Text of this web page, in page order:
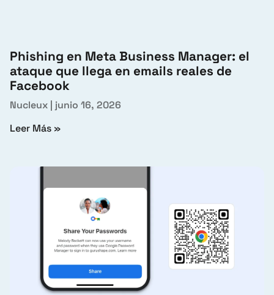
Phishing en Meta Business Manager: el
ataque que llega en emails reales de
Facebook
Nucleux
junio 16, 2026
Leer Más »